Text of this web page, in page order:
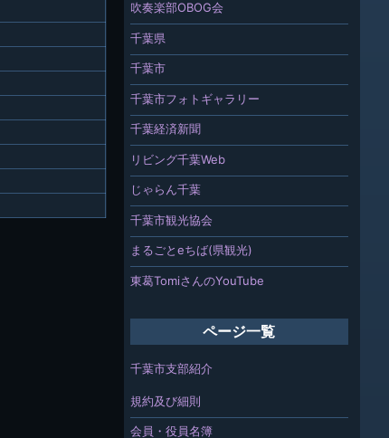
吹奏楽部OBOG会
千葉県
千葉市
千葉市フォトギャラリー
千葉経済新聞
リビング千葉Web
じゃらん千葉
千葉市観光協会
まるごとeちば(県観光)
東葛TomiさんのYouTube
ページ一覧
千葉市支部紹介
規約及び細則
会員・役員名簿